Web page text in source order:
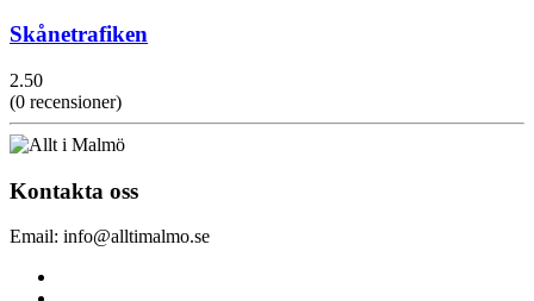
Skånetrafiken
2.50
(0 recensioner)
Kontakta oss
Email: info@alltimalmo.se